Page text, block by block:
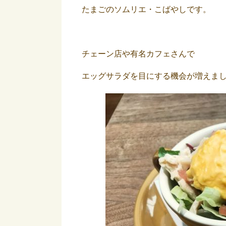
たまごのソムリエ・こばやしです。
チェーン店や有名カフェさんで
エッグサラダを目にする機会が増えま